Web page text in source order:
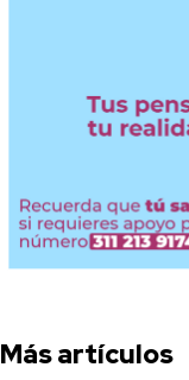
Más artículos